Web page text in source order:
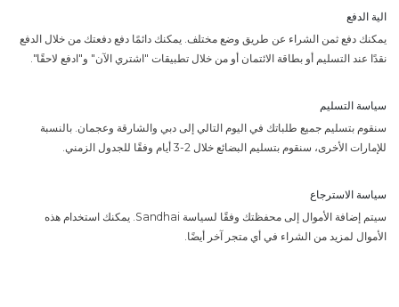
الية الدفع
يمكنك دفع ثمن الشراء عن طريق وضع مختلف. يمكنك دائمًا دفع دفعتك من خلال الدفع
نقدًا عند التسليم أو بطاقة الائتمان أو من خلال تطبيقات "اشتري الآن" و"ادفع لاحقًا".
سياسة التسليم
سنقوم بتسليم جميع طلباتك في اليوم التالي إلى دبي والشارقة وعجمان. بالنسبة
للإمارات الأخرى، سنقوم بتسليم البضائع خلال 2-3 أيام وفقًا للجدول الزمني.
سياسة الاسترجاع
سيتم إضافة الأموال إلى محفظتك وفقًا لسياسة Sandhai. يمكنك استخدام هذه
الأموال لمزيد من الشراء في أي متجر آخر أيضًا.